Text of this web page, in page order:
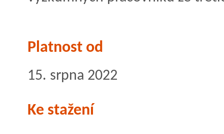
Platnost od
15. srpna 2022
Ke stažení